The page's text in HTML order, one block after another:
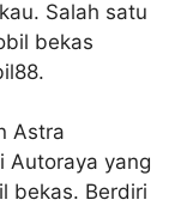
Salah satu
bekas
Astra
Autoraya yang
bekas. Berdiri